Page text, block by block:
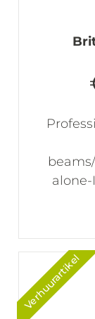
alone-
Verhuurartikel